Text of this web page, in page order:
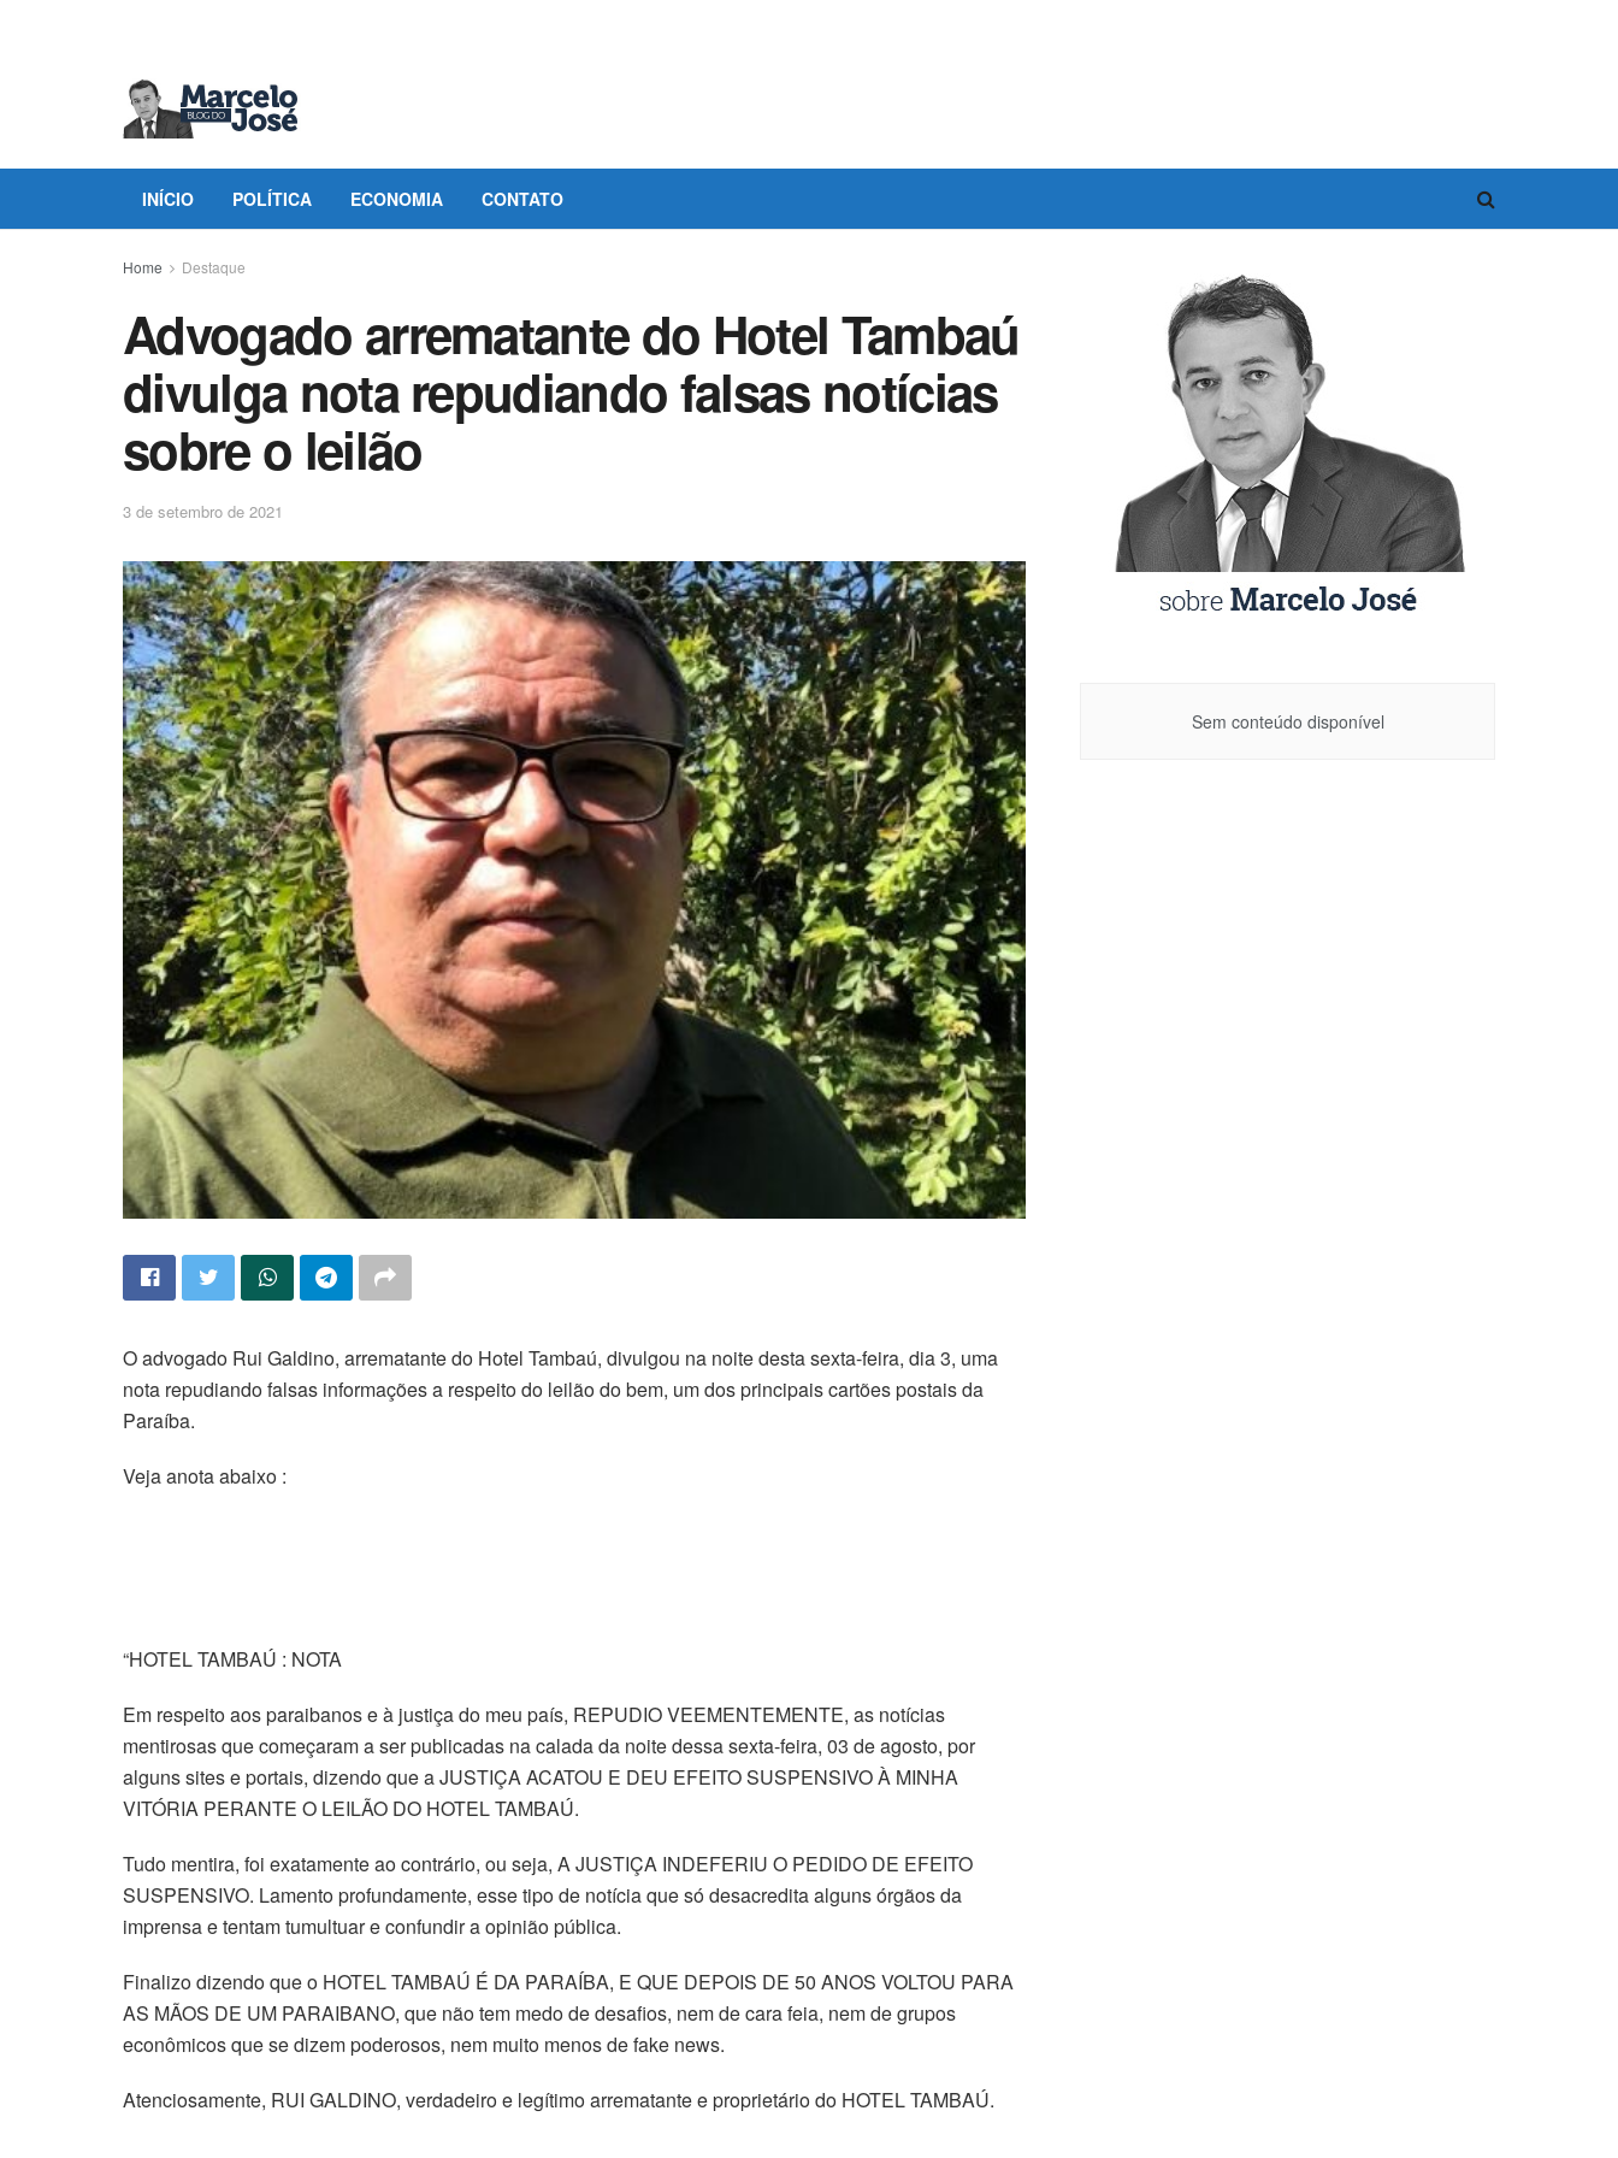
INÍCIO POLÍTICA ECONOMIA CONTATO
Home Destaque
Advogado arrematante do Hotel Tambaú
divulga nota repudiando falsas notícias
sobre o leilão
3 de setembro de 2021
O advogado Rui Galdino, arrematante do Hotel Tambaú, divulgou na noite desta sexta-feira, dia 3, uma
nota repudiando falsas informações a respeito do leilão do bem, um dos principais cartões postais da
Paraíba.
Veja anota abaixo :
“HOTEL TAMBAÚ : NOTA
Em respeito aos paraibanos e à justiça do meu país, REPUDIO VEEMENTEMENTE, as notícias
mentirosas que começaram a ser publicadas na calada da noite dessa sexta-feira, 03 de agosto, por
alguns sites e portais, dizendo que a JUSTIÇA ACATOU E DEU EFEITO SUSPENSIVO À MINHA
VITÓRIA PERANTE O LEILÃO DO HOTEL TAMBAÚ.
Tudo mentira, foi exatamente ao contrário, ou seja, A JUSTIÇA INDEFERIU O PEDIDO DE EFEITO
SUSPENSIVO. Lamento profundamente, esse tipo de notícia que só desacredita alguns órgãos da
imprensa e tentam tumultuar e confundir a opinião pública.
Finalizo dizendo que o HOTEL TAMBAÚ É DA PARAÍBA, E QUE DEPOIS DE 50 ANOS VOLTOU PARA
AS MÃOS DE UM PARAIBANO, que não tem medo de desafios, nem de cara feia, nem de grupos
econômicos que se dizem poderosos, nem muito menos de fake news.
Atenciosamente, RUI GALDINO, verdadeiro e legítimo arrematante e proprietário do HOTEL TAMBAÚ.
Sem conteúdo disponível